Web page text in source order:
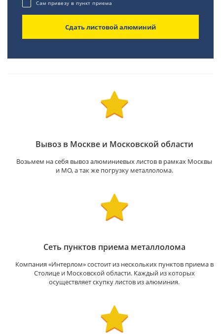
Сам привезу в пункт приема
Сдать листовой алюминий
Вывоз в Москве и Московской области
Возьмем на себя вывоз алюминиевых листов в рамках Москвы
и МО, а так же погрузку металлолома.
Сеть пунктов приема металлолома
Компания «Интерлом» состоит из нескольких пунктов приема в
Столице и Московской области. Каждый из которых
осуществляет скупку листов из алюминия.